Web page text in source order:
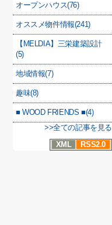
オープンハウス(76)
オススメ物件情報(241)
【MELDIA】三栄建築設計
(5)
地域情報(7)
趣味(8)
■ WOOD FRIENDS ■(4)
>>全ての記事を見る
XML
RSS2.0